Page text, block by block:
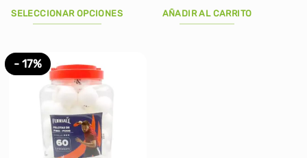
SELECCIONAR OPCIONES
tiene
múltiples
variantes.
AÑADIR AL CARRITO
- 17%